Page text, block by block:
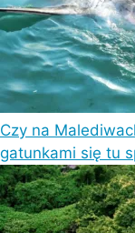
Czy na
gatunkami się tu